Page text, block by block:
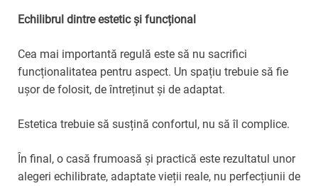
Echilibrul dintre estetic și funcțional
Cea mai importantă regulă este să nu sacrifici
funcționalitatea pentru aspect. Un spațiu trebuie să fie
ușor de folosit, de întreținut și de adaptat.
Estetica trebuie să susțină confortul, nu să îl complice.
În final, o casă frumoasă și practică este rezultatul unor
alegeri echilibrate, adaptate vieții reale, nu perfecțiunii de